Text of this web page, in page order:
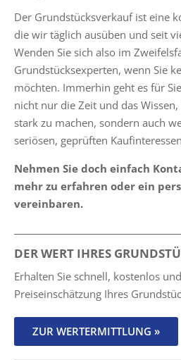
Der Grundstücksverkauf ist eine
die wir täglich ausüben und seit
Wenden Sie sich also im
Grundstücksexperten, wenn Sie
möchten. Immerhin geht es für
nicht nur die Zeit und das
stark zu machen, sondern auch
seriösen, geprüften
Nehmen Sie doch einfach
mehr zu erfahren oder ein
vereinbaren.
DER WERT IHRES
Erhalten Sie schnell, kostenlos
Preiseinschätzung Ihres
ZUR WERTERMITTLUNG »